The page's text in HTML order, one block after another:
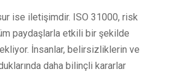
ise iletişimdir. ISO 31000, risk
paydaşlarla etkili bir şekilde
İnsanlar, belirsizliklerin ve
daha bilinçli kararlar